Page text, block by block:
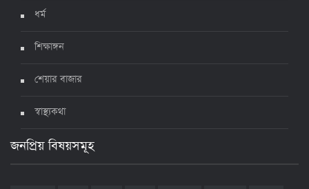
ধর্ম
শিক্ষাঙ্গন
শেয়ার বাজার
স্বাস্থ্যকথা
জনপ্রিয় বিষয়সমূহ